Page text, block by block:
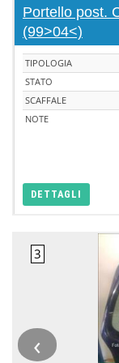
Portello post.
(99>04<)
TIPOLOGIA
STATO
SCAFFALE
NOTE
DETTAGLI
‹